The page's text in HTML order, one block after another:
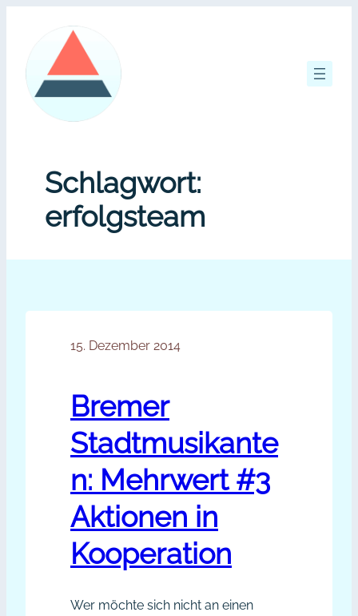
springen
Schlagwort:
erfolgsteam
15. Dezember 2014
Bremer
Stadtmusikante
n: Mehrwert #3
Aktionen in
Kooperation
Wer möchte sich nicht an einen